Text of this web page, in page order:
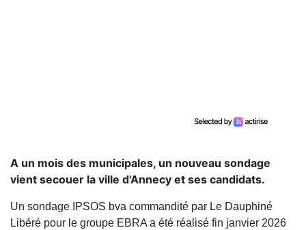
A un mois des municipales, un nouveau sondage
vient secouer la ville d'Annecy et ses candidats.
Un sondage IPSOS bva commandité par Le Dauphiné
Libéré pour le groupe EBRA a été réalisé fin janvier 2026